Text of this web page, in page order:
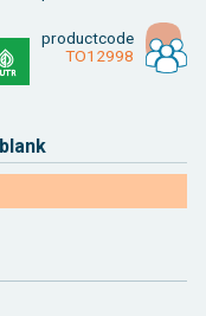
product­code
TO12998